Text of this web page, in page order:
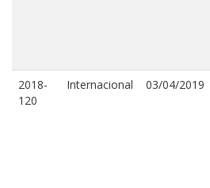
2018-
120
Internacional 03/04/2019